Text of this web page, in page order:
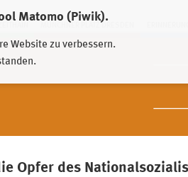
Matomo (Piwik).
Website zu verbessern.
MÜNCHNER PLATZ DRESDEN
Opfer des